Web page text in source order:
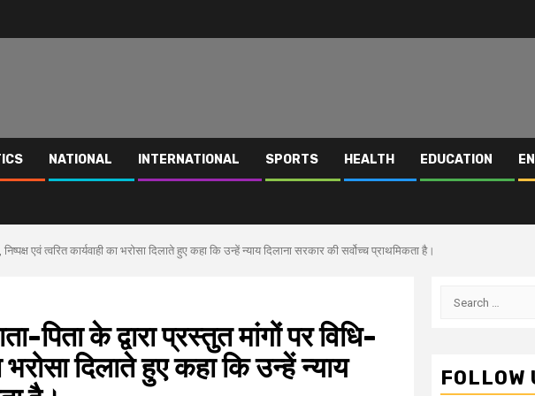
NATIONAL INTERNATIONAL SPORTS HEALTH EDUCATION
एवं त्वरित कार्यवाही का भरोसा दिलाते हुए कहा कि उन्हें न्याय दिलाना सरकार की सर्वोच्च प्राथमिकता है।
पिता के द्वारा प्रस्तुत मांगों पर विधि-
भरोसा दिलाते हुए कहा कि उन्हें न्याय
Search
FOLLOW